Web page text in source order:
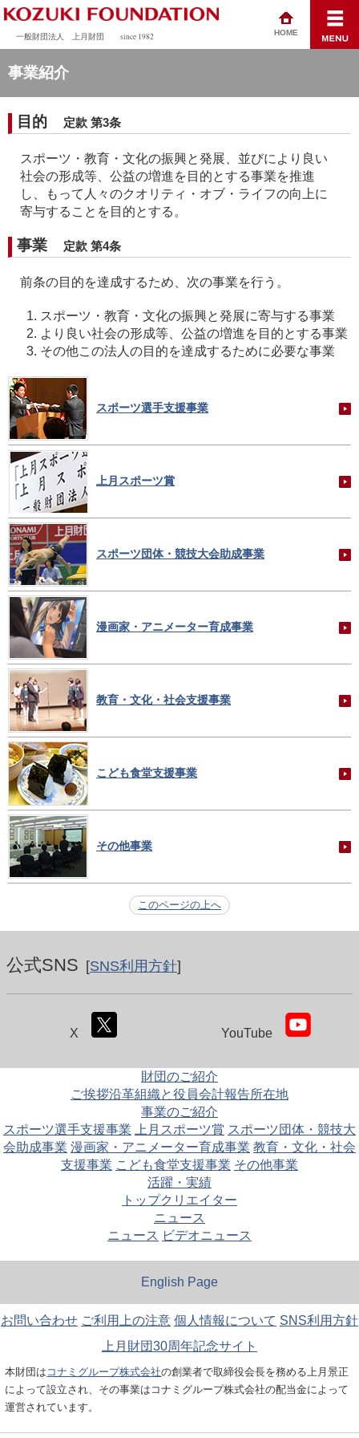
一般財団法人 上月財団 since 1982 HOME
事業紹介
目的 定款 第3条
スポーツ・教育・文化の振興と発展、並びにより良い
社会の形成等、公益の増進を目的とする事業を推進
し、もって人々のクオリティ・オブ・ライフの向上に
寄与することを目的とする。
事業 定款 第4条
前条の目的を達成するため、次の事業を行う。
スポーツ・教育・文化の振興と発展に寄与する事業
より良い社会の形成等、公益の増進を目的とする事業
その他この法人の目的を達成するために必要な事業
スポーツ選手支援事業
上月スポーツ賞
スポーツ団体・競技大会助成事業
漫画家・アニメーター育成事業
教育・文化・社会支援事業
こども食堂支援事業
その他事業
このページの上へ
公式SNS [SNS利用方針]
X YouTube
財団のご紹介
ご挨拶沿革組織と役員会計報告所在地
事業のご紹介
スポーツ選手支援事業
上月スポーツ賞 スポーツ団体・競技大
会助成事業 漫画家・アニメーター育成事業 教育・文化・社会
支援事業 こども食堂支援事業 その他事業
活躍・実績
トップクリエイター
ニュース
ニュース ビデオニュース
English Page
お問い合わせ ご利用上の注意 個人情報について SNS利用方針
上月財団30周年記念サイト
本財団は コナミグループ株式会社の創業者で取締役会長を務める上月景正
によって設立され、その事業はコナミグループ株式会社の配当金によって
運営されています。